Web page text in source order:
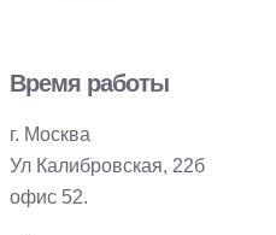
Время работы
г. Москва
Ул Калибровская, 22б
офис 52.